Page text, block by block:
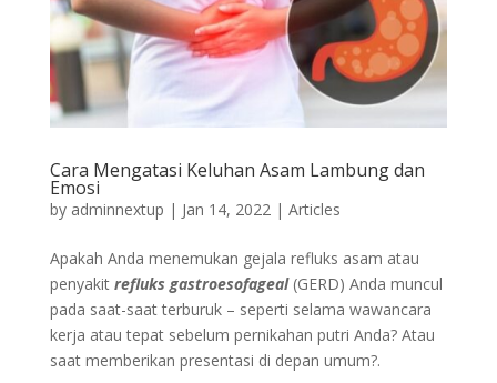
Cara Mengatasi Keluhan Asam Lambung dan
Emosi
by adminnextup | Jan 14, 2022| Articles
Apakah Anda menemukan gejala refluks asam atau
penyakit refluks gastroesofageal(GERD) Anda muncul
pada saat-saat terburuk – seperti selama wawancara
kerja atau tepat sebelum pernikahan putri Anda? Atau
saat memberikan presentasi di depan umum?.